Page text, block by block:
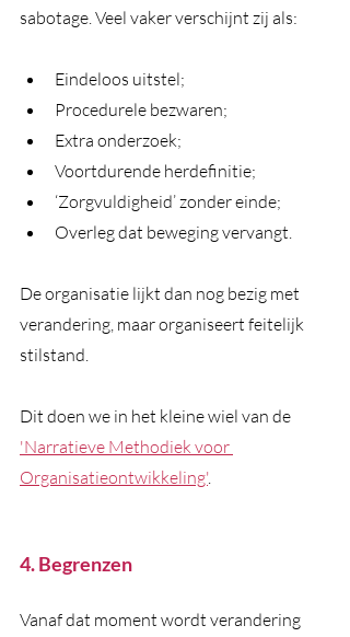
sabotage. Veel vaker verschijnt zij als:
Eindeloos uitstel;
Procedurele bezwaren;
Extra onderzoek;
Voortdurende herdefinitie;
‘Zorgvuldigheid’ zonder einde;
Overleg dat beweging vervangt.
De organisatie lijkt dan nog bezig met
verandering, maar organiseert feitelijk
stilstand.
Dit doen we in het kleine wiel van de
'Narratieve Methodiek voor
Organisatieontwikkeling'.
4. Begrenzen
Vanaf dat moment wordt verandering